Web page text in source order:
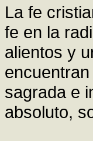
La fe
fe en la
alientos y
sagrada e
absoluto,